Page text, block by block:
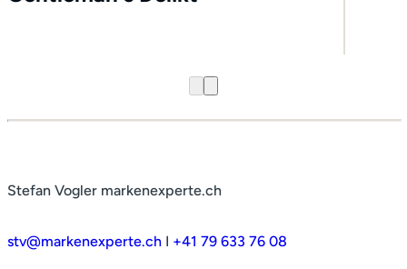
Stefan Vogler markenexperte.ch
stv@markenexperte.ch I +41 79 633 76 08